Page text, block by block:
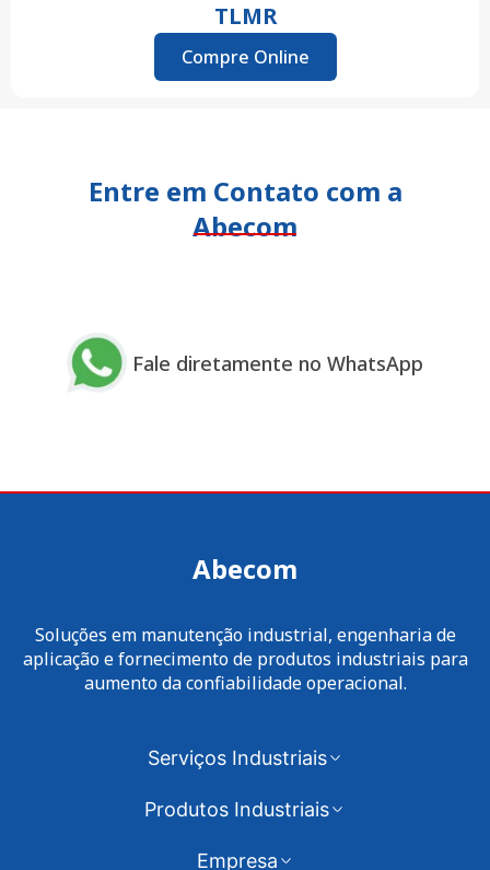
TLMR
Compre Online
Entre em Contato com a
Abecom
Fale diretamente no WhatsApp
Abecom
Soluções em manutenção industrial, engenharia de
aplicação e fornecimento de produtos industriais para
aumento da confiabilidade operacional.
Serviços Industriais
Produtos Industriais
Empresa